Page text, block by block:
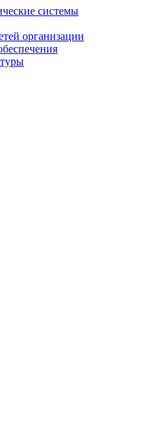
системы
организации